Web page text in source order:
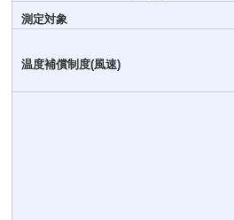
測定対象
温度補償制度(風速)